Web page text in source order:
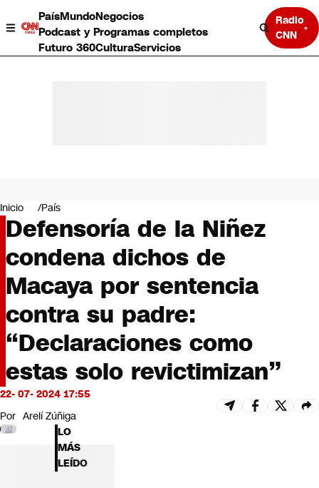
PaísMundoNegocios
Podcast y Programas completos
Futuro 360CulturaServicios
Radio
CNN
Negocios
Deportes
Programas completos
Cultura
Servicios
Bits
CNN tiempo
Futuro 360
Opinión
Inicio País
Defensoría de la Niñez
condena dichos de
Macaya por sentencia
contra su padre:
“Declaraciones como
estas solo revictimizan”
22- 07- 2024 17:55
Por Arelí Zúñiga
LO
MÁS
LEÍDO